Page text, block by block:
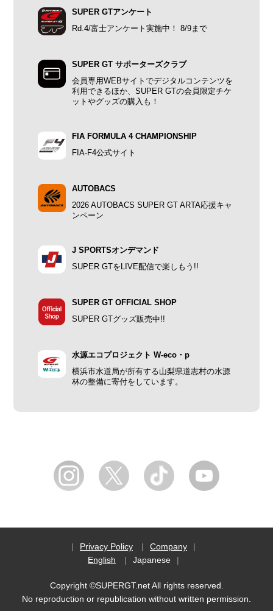
SUPER GTアンケート
Rd.4/富士アンケート実施中！ 8/9まで
SUPER GT サポーターズクラブ
会員専用WEBサイトでデジタルコンテンツを
利用できるほか、SUPER GTの会員限定チケ
ットやグッズの購入も！
FIA FORMULA 4 CHAMPIONSHIP
FIA-F4公式サイト
AUTOBACS
2026 AUTOBACS SUPER GT ARTA応援キャ
ンペーン
J SPORTSオンデマンド
SUPER GTをLIVE配信で楽しもう!!
SUPER GT OFFICIAL SHOP
SUPER GTグッズ販売中!!
水源エコプロジェクト W-eco・p
横浜市水道局が所有する山梨県道志村の水源
林の整備に寄付をしています。
Privacy Policy
Company
English
Japanese
Copyright ©SUPERGT.net All rights reserved.
No reproduction or republication without written permission.